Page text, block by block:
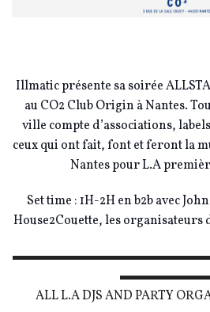
Illmatic présente sa soirée
au CO2 Club Origin à Nantes.
ville compte d’associations,
ceux qui ont fait, font et feront la
Nantes pour L.A
Set time : 1H-2H en b2b avec
House2Couette, les organisateurs
ALL L.A DJS AND PARTY